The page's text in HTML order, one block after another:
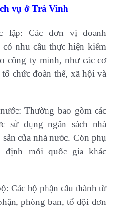
vụ ở Trà Vinh
lập: Các đơn vị doanh
có nhu cầu thực hiện kiểm
công ty mình, như các cơ
chức đoàn thể, xã hội và
Thường bao gồm các
sử dụng ngân sách nhà
của nhà nước. Còn phụ
định mỗi quốc gia khác
Các bộ phận cấu thành từ
phòng ban, tổ đội đơn